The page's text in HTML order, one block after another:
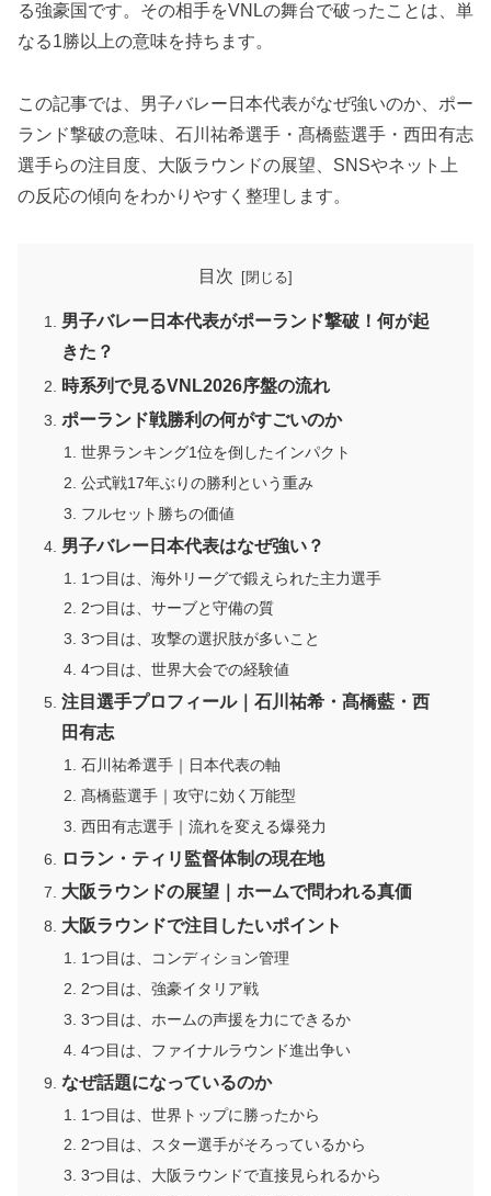
る強豪国です。その相手をVNLの舞台で破ったことは、単
なる1勝以上の意味を持ちます。
この記事では、男子バレー日本代表がなぜ強いのか、ポー
ランド撃破の意味、石川祐希選手・髙橋藍選手・西田有志
選手らの注目度、大阪ラウンドの展望、SNSやネット上
の反応の傾向をわかりやすく整理します。
目次
男子バレー日本代表がポーランド撃破！何が起
きた？
時系列で見るVNL2026序盤の流れ
ポーランド戦勝利の何がすごいのか
世界ランキング1位を倒したインパクト
公式戦17年ぶりの勝利という重み
フルセット勝ちの価値
男子バレー日本代表はなぜ強い？
1つ目は、海外リーグで鍛えられた主力選手
2つ目は、サーブと守備の質
3つ目は、攻撃の選択肢が多いこと
4つ目は、世界大会での経験値
注目選手プロフィール｜石川祐希・髙橋藍・西
田有志
石川祐希選手｜日本代表の軸
髙橋藍選手｜攻守に効く万能型
西田有志選手｜流れを変える爆発力
ロラン・ティリ監督体制の現在地
大阪ラウンドの展望｜ホームで問われる真価
大阪ラウンドで注目したいポイント
1つ目は、コンディション管理
2つ目は、強豪イタリア戦
3つ目は、ホームの声援を力にできるか
4つ目は、ファイナルラウンド進出争い
なぜ話題になっているのか
1つ目は、世界トップに勝ったから
2つ目は、スター選手がそろっているから
3つ目は、大阪ラウンドで直接見られるから